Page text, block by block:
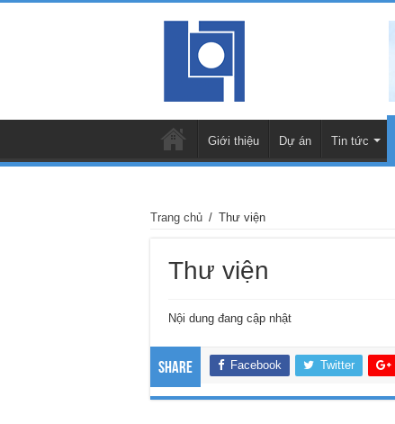
Giới thiệu Dự án Tin tức
Trang chủ / Thư viện
Thư viện
Nội dung đang cập nhật
Share Facebook Twitter